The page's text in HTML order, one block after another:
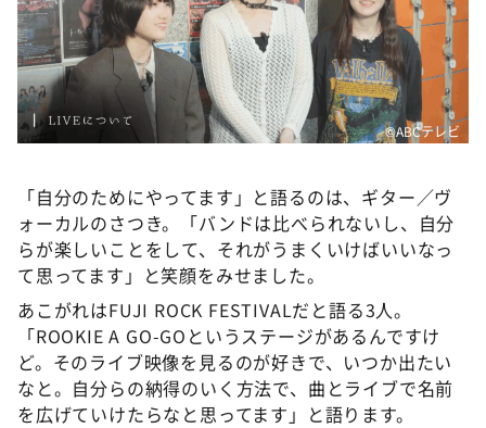
©ABCテレビ
「自分のためにやってます」と語るのは、ギター／ヴ
ォーカルのさつき。「バンドは比べられないし、自分
らが楽しいことをして、それがうまくいけばいいなっ
て思ってます」と笑顔をみせました。
あこがれはFUJI ROCK FESTIVALだと語る3人。
「ROOKIE A GO-GOというステージがあるんですけ
ど。そのライブ映像を見るのが好きで、いつか出たい
なと。自分らの納得のいく方法で、曲とライブで名前
を広げていけたらなと思ってます」と語ります。